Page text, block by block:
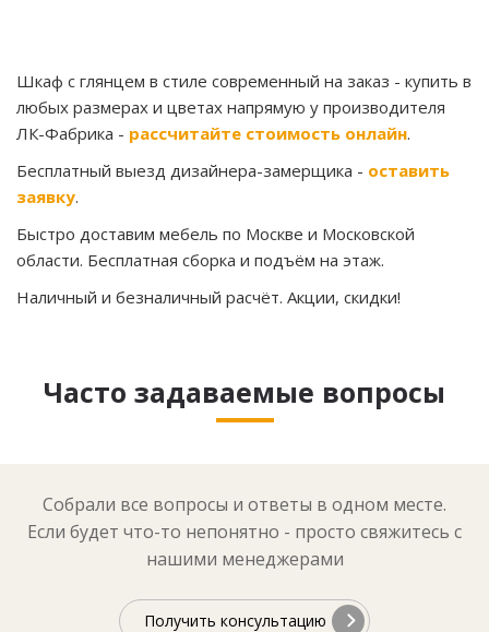
Шкаф с глянцем в стиле современный на заказ - купить в
любых размерах и цветах напрямую у производителя
ЛК-Фабрика - рассчитайте стоимость онлайн.
Бесплатный выезд дизайнера-замерщика - оставить
заявку.
Быстро доставим мебель по Москве и Московской
области. Бесплатная сборка и подъём на этаж.
Наличный и безналичный расчёт. Акции, скидки!
Часто задаваемые вопросы
Собрали все вопросы и ответы в одном месте.
Если будет что-то непонятно - просто свяжитесь с
нашими менеджерами
Получить консультацию